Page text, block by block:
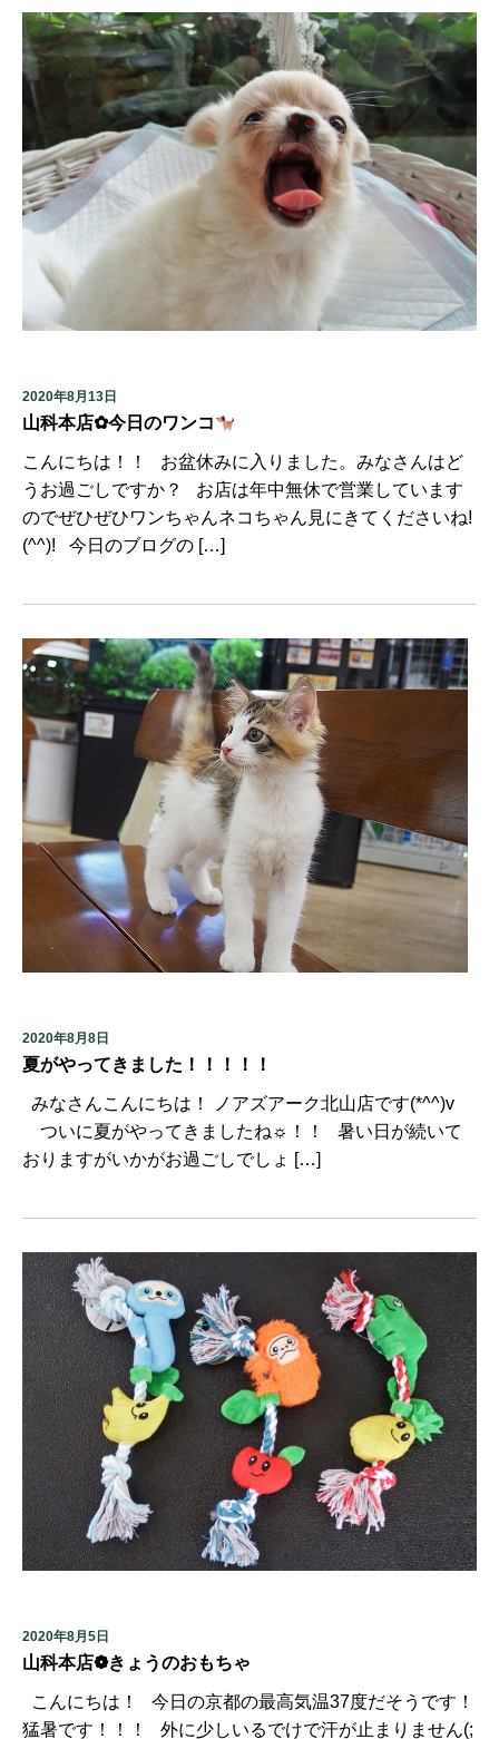
2020年8月13日
山科本店✿今日のワンコ
こんにちは！！ お盆休みに入りました。みなさんはど
うお過ごしですか？ お店は年中無休で営業しています
のでぜひぜひワンちゃんネコちゃん見にきてくださいね!
(^^)! 今日のブログの […]
2020年8月8日
夏がやってきました！！！！！
みなさんこんにちは！ ノアズアーク北山店です(*^^)v
ついに夏がやってきましたね☼！！ 暑い日が続いて
おりますがいかがお過ごしでしょ […]
2020年8月5日
山科本店❁きょうのおもちゃ
こんにちは！ 今日の京都の最高気温37度だそうです！
猛暑です！！！ 外に少しいるでけで汗が止まりません(;